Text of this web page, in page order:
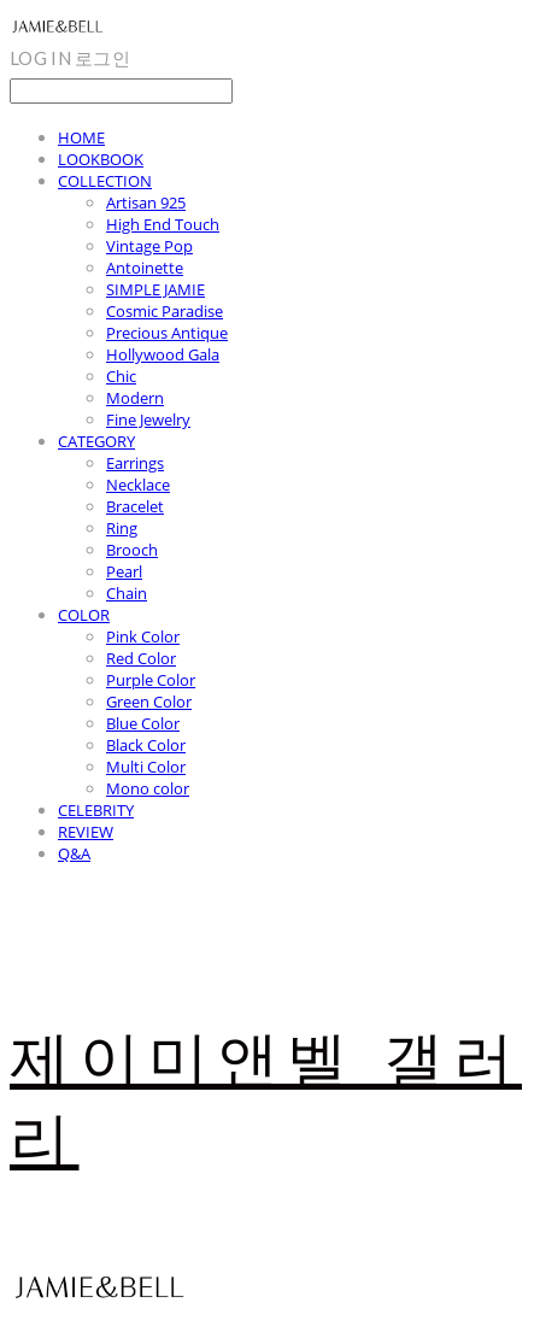
LOG IN 로그인
HOME
LOOKBOOK
COLLECTION
Artisan 925
High End Touch
Vintage Pop
Antoinette
SIMPLE JAMIE
Cosmic Paradise
Precious Antique
Hollywood Gala
Chic
Modern
Fine Jewelry
CATEGORY
Earrings
Necklace
Bracelet
Ring
Brooch
Pearl
Chain
COLOR
Pink Color
Red Color
Purple Color
Green Color
Blue Color
Black Color
Multi Color
Mono color
CELEBRITY
REVIEW
Q&A
제이미앤벨 갤러
리